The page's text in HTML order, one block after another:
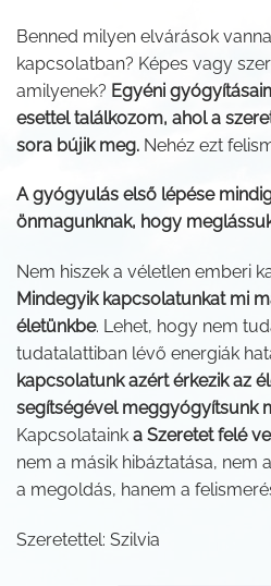
Benned milyen elvárások
kapcsolatban? Képes vagy
amilyenek? Egyéni
esettel találkozom, ahol a
sora bújik meg. Nehéz ezt
A gyógyulás első lépése
önmagunknak, hogy
Nem hiszek a véletlen emberi
Mindegyik kapcsolatunkat mi
életünkbe. Lehet, hogy nem
tudatalattiban lévő energiák
kapcsolatunk azért érkezik az
segítségével meggyógyítsunk
Kapcsolataink a Szeretet felé
nem a másik hibáztatása, nem
a megoldás, hanem a
Szeretettel: Szilvia